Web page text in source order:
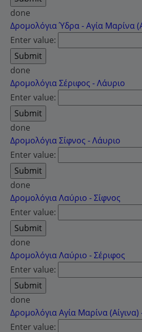
done
Δρομολόγια Ύδρα - Αγία Μαρίνα
Enter value:
done
Δρομολόγια Σέριφος - Λάυριο
Enter value:
done
Δρομολόγια Σίφνος - Λάυριο
Enter value:
done
Δρομολόγια Λαύριο - Σίφνος
Enter value:
done
Δρομολόγια Λαύριο - Σέριφος
Enter value:
done
Δρομολόγια Αγία Μαρίνα (Αίγινα)
Enter value: